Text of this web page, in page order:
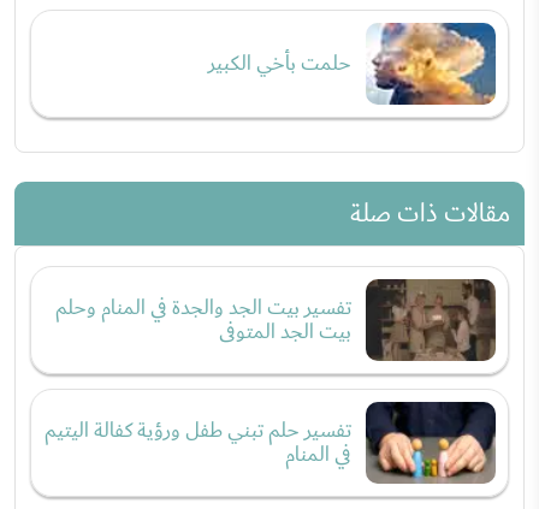
حلمت بأخي الكبير
مقالات ذات صلة
تفسير بيت الجد والجدة في المنام وحلم
بيت الجد المتوفى
تفسير حلم تبني طفل ورؤية كفالة اليتيم
في المنام